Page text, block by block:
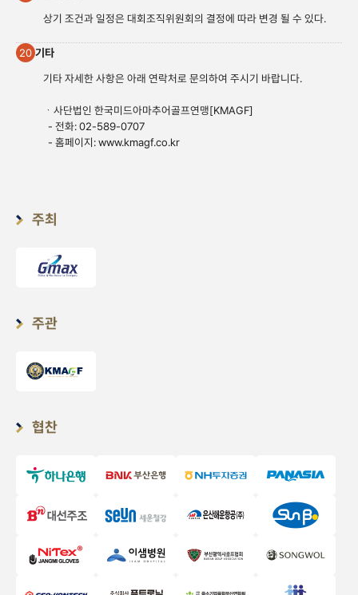
상기 조건과 일정은 대회조직위원회의 결정에 따라 변경 될 수 있다.
20 기타
기타 자세한 사항은 아래 연락처로 문의하여 주시기 바랍니다.
ㆍ사단법인 한국미드아마추어골프연맹[KMAGF]
- 전화: 02-589-0707
- 홈페이지:www.kmagf.co.kr
주최
주관
협찬